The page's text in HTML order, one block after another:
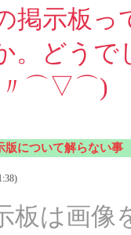
掲示板っ
。どうで
(〃⌒▽⌒)
版について解らない事
板は画